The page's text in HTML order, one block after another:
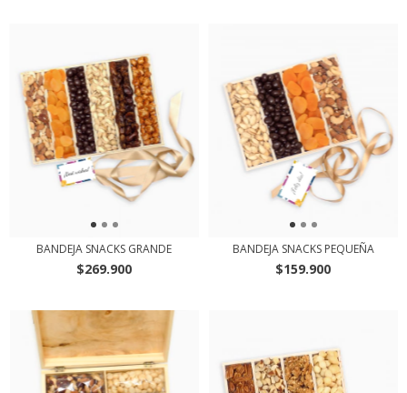
BANDEJA SNACKS GRANDE
$269.900
BANDEJA SNACKS PEQUEÑA
$159.900